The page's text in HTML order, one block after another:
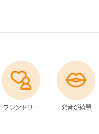
フレンドリー 発音が綺麗